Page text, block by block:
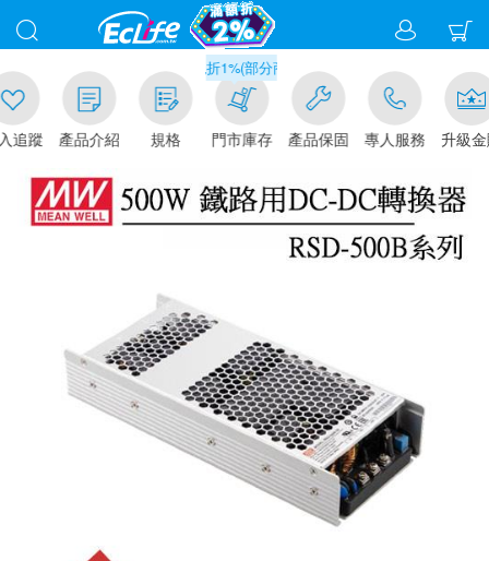
蹤 產品介紹 規格
滿千元門市取貨現折1%(部分商品不適用)-請點我看
門市庫存 產品保固 專人服務 升級金賺